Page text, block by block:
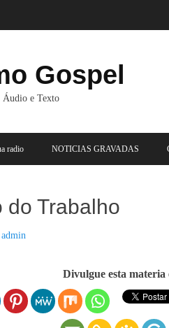
Gospel
Áudio e Texto
radio NOTICIAS GRAVADAS
do Trabalho
admin
Divulgue esta materia